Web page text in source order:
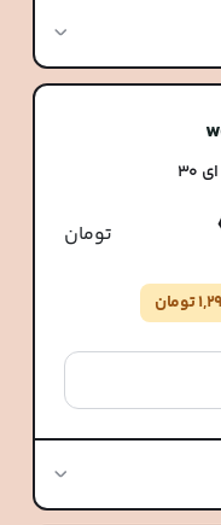
تومان